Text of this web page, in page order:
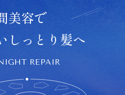
美容で
しっとり髪へ
REPAIR